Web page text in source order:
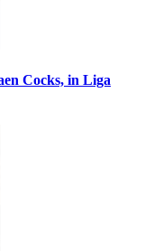
Cocks, in Liga